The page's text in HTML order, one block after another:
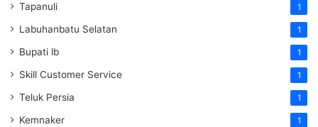
Tapanuli 1
Labuhanbatu Selatan 1
Bupati lb 1
Skill Customer Service 1
Teluk Persia 1
Kemnaker 1